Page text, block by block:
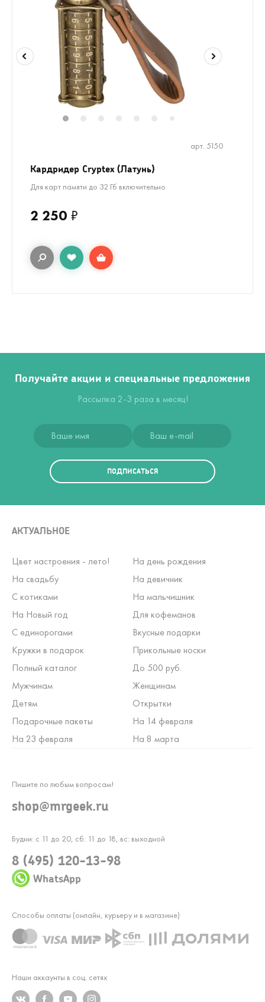
Кардридер Cryptex (Латунь)
Для карт памяти до 32 Гб включительно
арт. 5150
2 250 ₽
Получайте акции и специальные предложения
Рассылка 2-3 раза в месяц!
ПОДПИСАТЬСЯ
АКТУАЛЬНОЕ
Цвет настроения - лето!
На день рождения
На свадьбу
На девичник
С котиками
На мальчишник
На Новый год
Для кофеманов
С единорогами
Вкусные подарки
Кружки в подарок
Прикольные носки
Полный каталог
До 500 руб.
Мужчинам
Женщинам
Детям
Открытки
Подарочные пакеты
На 14 февраля
На 23 февраля
На 8 марта
Будни: с 11 до 20, сб: 11 до 18, вс: выходной
8 (495) 120-13-98
WhatsApp
Пишите по любым вопросам!
shop@mrgeek.ru
Наши аккаунты в соц. сетях
Способы оплаты (онлайн, курьеру и в магазине)